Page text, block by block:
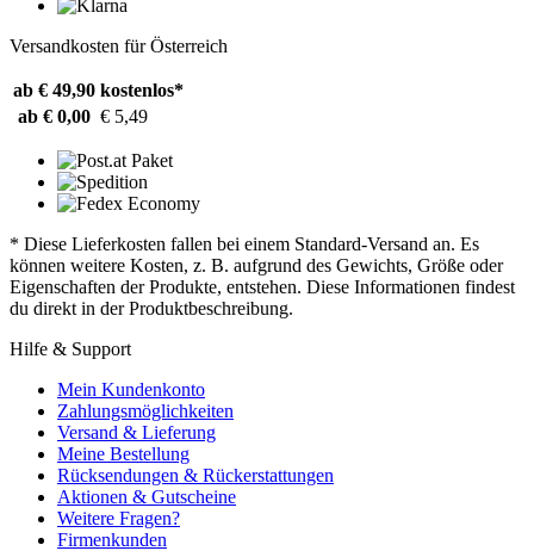
Versandkosten für Österreich
ab € 49,90 kostenlos*
ab € 0,00 € 5,49
* Diese Lieferkosten fallen bei einem Standard-Versand an. Es
können weitere Kosten, z. B. aufgrund des Gewichts, Größe oder
Eigenschaften der Produkte, entstehen. Diese Informationen findest
du direkt in der Produktbeschreibung.
Hilfe & Support
Mein Kundenkonto
Zahlungsmöglichkeiten
Versand & Lieferung
Meine Bestellung
Rücksendungen & Rückerstattungen
Aktionen & Gutscheine
Weitere Fragen?
Firmenkunden